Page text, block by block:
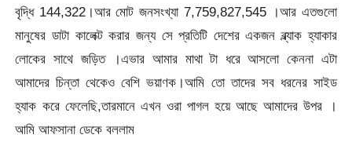
বৃদ্ধি 144,322।আর মোট জনসংখ্যা 7,759,827,545 ।আর এতগুলো
মানুষের ডাটা কালেক্ট করার জন্য সে প্রতিটি দেশের একজন ব্ল্যাক হ্যাকার
লোকের সাথে জড়িত ।এভার আমার মাথা টা ধরে আসলো কেননা এটা
আমাদের চিন্তা থেকেও বেশি ভয়াণক।আমি তো তাদের সব ধরনের সাইড
হ্যাক করে ফেলেছি,তারমানে এখন ওরা পাগল হয়ে আছে আমাদের উপর ।
আমি আফসানা ডেকে বললাম